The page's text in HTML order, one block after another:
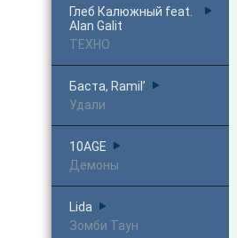
Глеб Калюжный feat.
Alan Galit
ТЕХНО
Баста, Ramil’
Удали
10AGE
Демоны
Lida
Зомби Таун